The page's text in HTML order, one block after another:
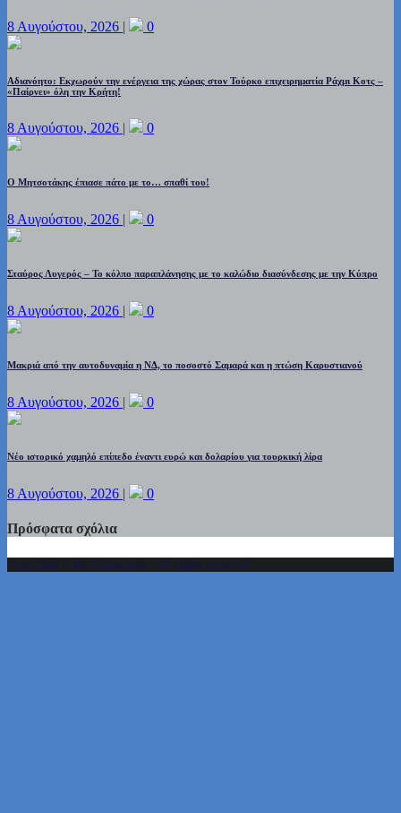
8 Αυγούστου, 2026 | 0
Αδιανόητο: Εκχωρούν την ενέργεια της χώρας στον Τούρκο επιχειρηματία Ράχμι Κοτς –
«Παίρνει» όλη την Κρήτη!
8 Αυγούστου, 2026 0
Ο Μητσοτάκης έπιασε πάτο με το… σπαθί του!
8 Αυγούστου, 2026 | 0
Σταύρος Λυγερός – Το κόλπο παραπλάνησης με το καλώδιο διασύνδεσης με την Κύπρο
8 Αυγούστου, 2026 | 0
Μακριά από την αυτοδυναμία η ΝΔ, το ποσοστό Σαμαρά και η πτώση Καρυστιανού
8 Αυγούστου, 2026 | 0
Νέο ιστορικό χαμηλό επίπεδο έναντι ευρώ και δολαρίου για τουρκική λίρα
8 Αυγούστου, 2026 | 0
Πρόσφατα σχόλια
Copyright © By Valueplusis - All rights reserved